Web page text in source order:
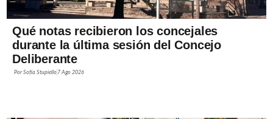
Qué notas recibieron los concejales
durante la última sesión del Concejo
Deliberante
PorSofía Stupiello 7 Ago 2026